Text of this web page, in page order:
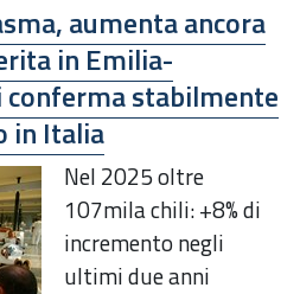
aumenta ancora
in Emilia-
conferma stabilmente
in Italia
Nel 2025 oltre
107mila chili: +8% di
incremento negli
ultimi due anni